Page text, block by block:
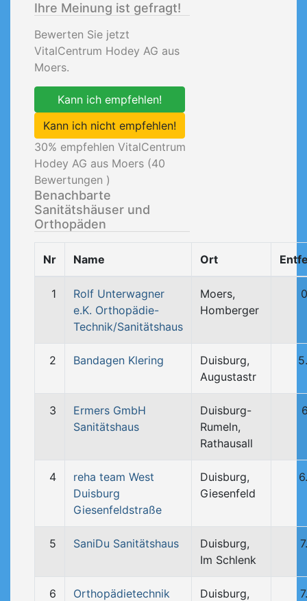
Ihre Meinung ist gefragt!
Bewerten Sie jetzt
VitalCentrum Hodey AG aus
Moers.
Kann ich empfehlen!
Kann ich nicht empfehlen!
30% empfehlen VitalCentrum
Hodey AG aus Moers (40
Bewertungen )
Benachbarte
Sanitätshäuser und
Orthopäden
Nr Name Ort
1
Rolf Unterwagner
e.K. Orthopädie-
Technik/Sanitätshaus
Moers,
Homberger
2 Bandagen Klering
Duisburg,
Augustastr
3
Ermers GmbH
Sanitätshaus
Duisburg-
Rumeln,
Rathausall
4
reha team West
Duisburg
Giesenfeldstraße
Duisburg,
Giesenfeld
5 SaniDu Sanitätshaus
Duisburg,
Im Schlenk
6
Orthopädietechnik
Duisburg,